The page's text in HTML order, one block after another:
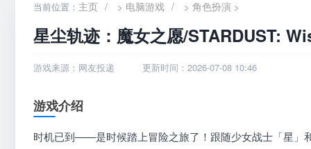
当前位置： 主页 / > 电脑游戏 / > 角色扮演 >
星尘轨迹：魔女之愿/STARDUST:
游戏来源：网友投递 更新时间：2026-07-08 10:46
游戏介绍
时机已到——是时候踏上冒险之旅了！跟随少女战士「星」